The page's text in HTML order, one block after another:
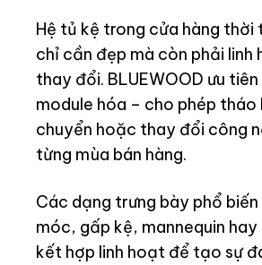
Hệ tủ kệ trong cửa hàng thời
chỉ cần đẹp mà còn phải linh
thay đổi. BLUEWOOD ưu
module hóa – cho phép tháo
chuyển hoặc thay đổi công
từng mùa bán hàng.
Các dạng trưng bày phổ
móc, gấp kệ, mannequin
kết hợp linh hoạt để tạo sự